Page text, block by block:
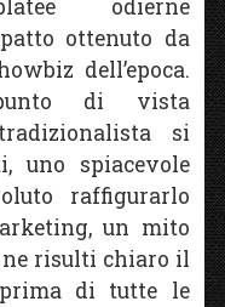
odierne
ottenuto da
dell’epoca.
di vista
si
uno spiacevole
raffigurarlo
un mito
ne risulti chiaro il
di tutte le